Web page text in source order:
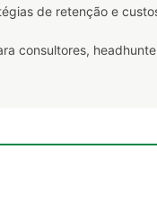
de retenção e
consultores,